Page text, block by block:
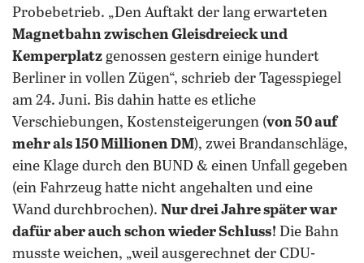
Probebetrieb. „Den Auftakt der lang erwarteten
Magnetbahn zwischen Gleisdreieck und
Kemperplatz genossen gestern einige hundert
Berliner in vollen Zügen“, schrieb der Tagesspiegel
am 24. Juni. Bis dahin hatte es etliche
Verschiebungen, Kostensteigerungen (von 50 auf
mehr als 150 Millionen DM), zwei Brandanschläge,
eine Klage durch den BUND & einen Unfall gegeben
(ein Fahrzeug hatte nicht angehalten und eine
Wand durchbrochen). Nur drei Jahre später war
dafür aber auch schon wieder Schluss! Die Bahn
musste weichen, „weil ausgerechnet der CDU-